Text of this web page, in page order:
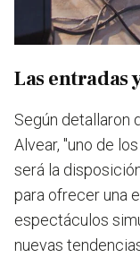
Las entradas
Según detallaron
Alvear, "uno de
será la
para ofrecer una
espectáculos
nuevas